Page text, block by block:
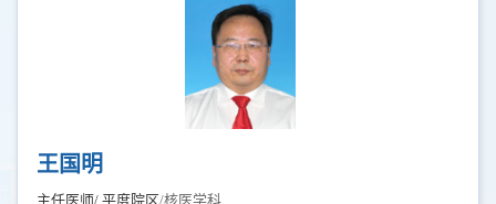
王国明
主任医师/ 平度院区/核医学科